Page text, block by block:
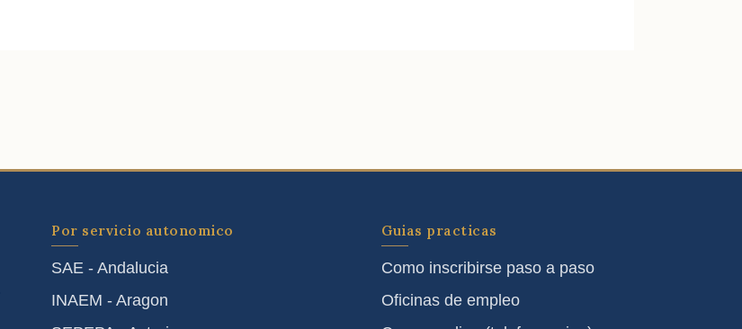
Por servicio autonomico
SAE - Andalucia
INAEM - Aragon
Guias practicas
Como inscribirse paso a paso
Oficinas de empleo